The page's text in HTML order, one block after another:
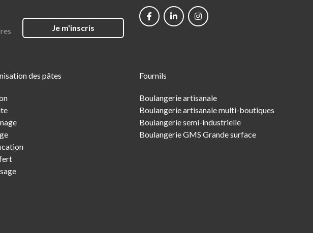
Je m'inscris
networks
des pâtes Fournils
Boulangerie artisanale
Boulangerie artisanale multi-boutiques
Boulangerie semi-industrielle
Boulangerie GMS Grande surface